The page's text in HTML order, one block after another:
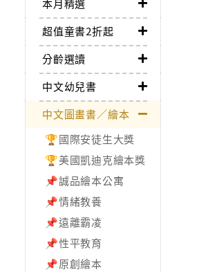
本月精選
超值童書2折起
分齡選讀
中文幼兒書
中文圖畫書／繪本
🏆國際安徒生大獎
🏆美國凱迪克繪本獎
📌誠品繪本公寓
📌情緒教養
📌遠離霸凌
📌性平教育
📌原創繪本